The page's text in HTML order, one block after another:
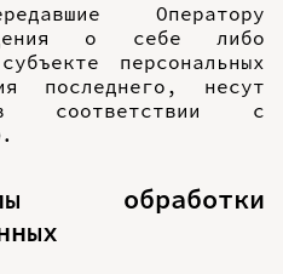
Оператору
о себе либо
персональных
последнего, несут
в соответствии с
обработки